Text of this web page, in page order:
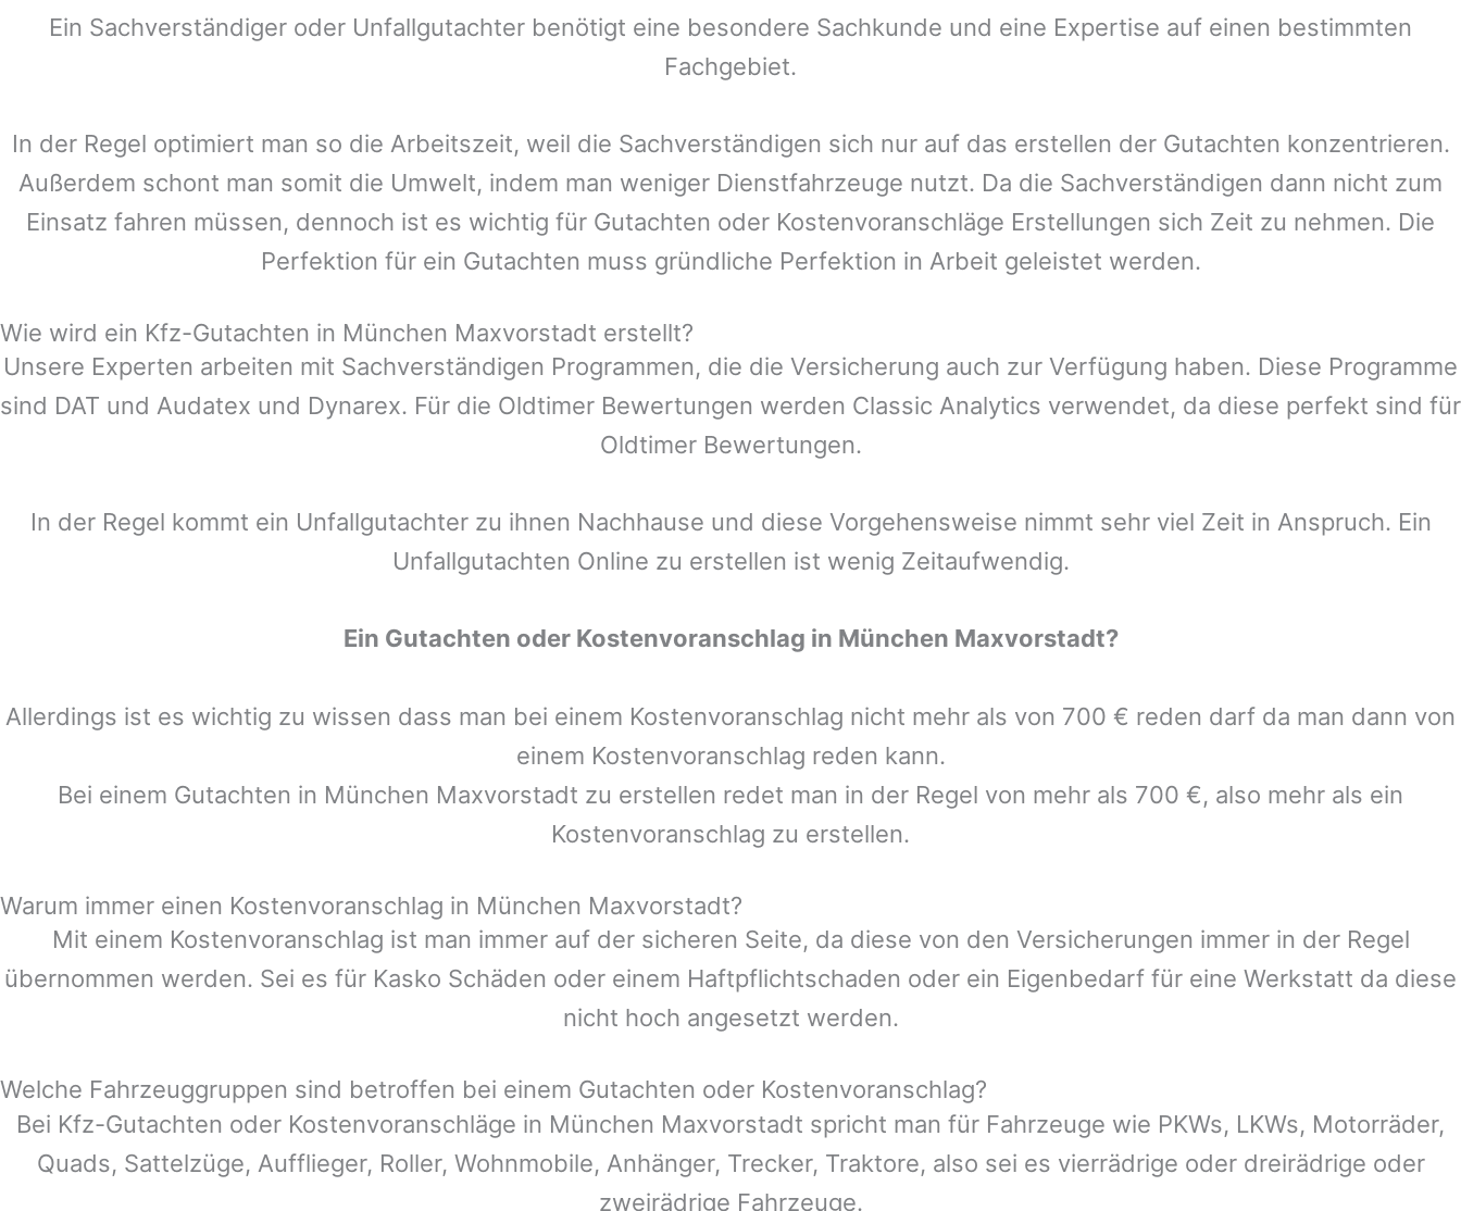
Ein Sachverständiger oder Unfallgutachter benötigt eine besondere Sachkunde und eine Expertise auf einen bestimmten
Fachgebiet.
In der Regel optimiert man so die Arbeitszeit, weil die Sachverständigen sich nur auf das erstellen der Gutachten konzentrieren.
Außerdem schont man somit die Umwelt, indem man weniger Dienstfahrzeuge nutzt. Da die Sachverständigen dann nicht zum
Einsatz fahren müssen, dennoch ist es wichtig für Gutachten oder Kostenvoranschläge Erstellungen sich Zeit zu nehmen. Die
Perfektion für ein Gutachten muss gründliche Perfektion in Arbeit geleistet werden.
Wie wird ein Kfz-Gutachten in München Maxvorstadt erstellt?
Unsere Experten arbeiten mit Sachverständigen Programmen, die die Versicherung auch zur Verfügung haben. Diese Programme
sind DAT und Audatex und Dynarex. Für die Oldtimer Bewertungen werden Classic Analytics verwendet, da diese perfekt sind für
Oldtimer Bewertungen.
In der Regel kommt ein Unfallgutachter zu ihnen Nachhause und diese Vorgehensweise nimmt sehr viel Zeit in Anspruch. Ein
Unfallgutachten Online zu erstellen ist wenig Zeitaufwendig.
Ein Gutachten oder Kostenvoranschlag in München Maxvorstadt?
Allerdings ist es wichtig zu wissen dass man bei einem Kostenvoranschlag nicht mehr als von 700 € reden darf da man dann von
einem Kostenvoranschlag reden kann.
Bei einem Gutachten in München Maxvorstadt zu erstellen redet man in der Regel von mehr als 700 €, also mehr als ein
Kostenvoranschlag zu erstellen.
Warum immer einen Kostenvoranschlag in München Maxvorstadt?
Mit einem Kostenvoranschlag ist man immer auf der sicheren Seite, da diese von den Versicherungen immer in der Regel
übernommen werden. Sei es für Kasko Schäden oder einem Haftpflichtschaden oder ein Eigenbedarf für eine Werkstatt da diese
nicht hoch angesetzt werden.
Welche Fahrzeuggruppen sind betroffen bei einem Gutachten oder Kostenvoranschlag?
Bei Kfz-Gutachten oder Kostenvoranschläge in München Maxvorstadt spricht man für Fahrzeuge wie PKWs, LKWs, Motorräder,
Quads, Sattelzüge, Aufflieger, Roller, Wohnmobile, Anhänger, Trecker, Traktore, also sei es vierrädrige oder dreirädrige oder
zweirädrige Fahrzeuge.